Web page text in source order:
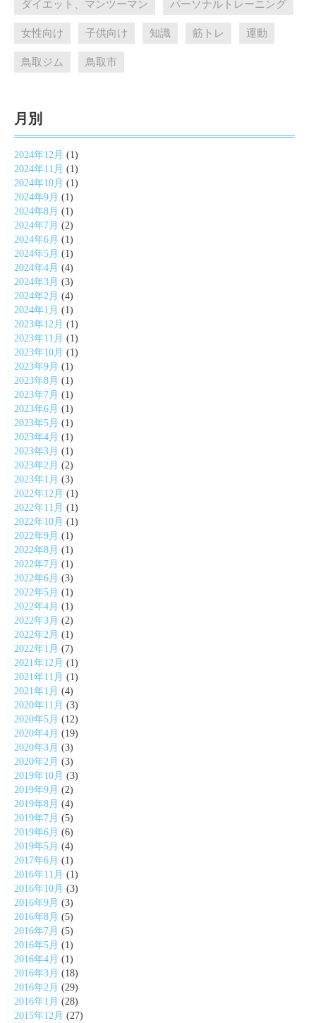
ダイエット、マンツーマン パーソナルトレーニング
女性向け 子供向け 知識 筋トレ 運動
鳥取ジム 鳥取市
月別
2024年12月 (1)
2024年11月 (1)
2024年10月 (1)
2024年9月 (1)
2024年8月 (1)
2024年7月 (2)
2024年6月 (1)
2024年5月 (1)
2024年4月 (4)
2024年3月 (3)
2024年2月 (4)
2024年1月 (1)
2023年12月 (1)
2023年11月 (1)
2023年10月 (1)
2023年9月 (1)
2023年8月 (1)
2023年7月 (1)
2023年6月 (1)
2023年5月 (1)
2023年4月 (1)
2023年3月 (1)
2023年2月 (2)
2023年1月 (3)
2022年12月 (1)
2022年11月 (1)
2022年10月 (1)
2022年9月 (1)
2022年8月 (1)
2022年7月 (1)
2022年6月 (3)
2022年5月 (1)
2022年4月 (1)
2022年3月 (2)
2022年2月 (1)
2022年1月 (7)
2021年12月 (1)
2021年11月 (1)
2021年1月 (4)
2020年11月 (3)
2020年5月 (12)
2020年4月 (19)
2020年3月 (3)
2020年2月 (3)
2019年10月 (3)
2019年9月 (2)
2019年8月 (4)
2019年7月 (5)
2019年6月 (6)
2019年5月 (4)
2017年6月 (1)
2016年11月 (1)
2016年10月 (3)
2016年9月 (3)
2016年8月 (5)
2016年7月 (5)
2016年5月 (1)
2016年4月 (1)
2016年3月 (18)
2016年2月 (29)
2016年1月 (28)
2015年12月 (27)